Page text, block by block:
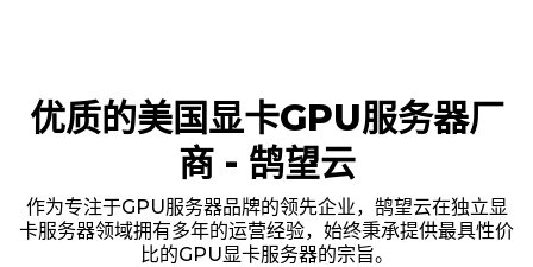
优质的美国显卡GPU服务器厂
商 - 鹄望云
作为专注于GPU服务器品牌的领先企业，鹄望云在独立显
卡服务器领域拥有多年的运营经验，始终秉承提供最具性价
比的GPU显卡服务器的宗旨。